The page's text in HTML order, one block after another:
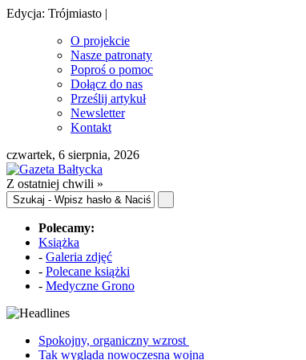
Edycja: Trójmiasto |
O projekcie
Nasze patronaty
Poproś o pomoc
Dołącz do nas
Prześlij artykuł
Newsletter
Kontakt
czwartek, 6 sierpnia, 2026
Z ostatniej chwili »
Polecamy:
Książka
- Galeria zdjęć
- Polecane książki
- Medyczne Grono
Spokojny, organiczny wzrost
Tak wygląda nowoczesna wojna